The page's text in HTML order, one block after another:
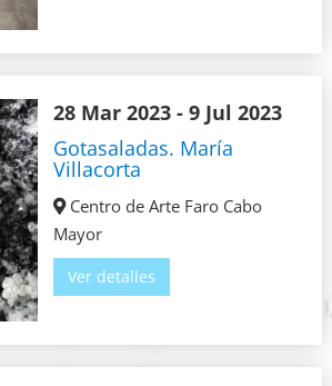
28 Mar 2023 - 9 Jul 2023
Gotasaladas. María
Villacorta
Centro de Arte Faro Cabo
Mayor
Ver detalles